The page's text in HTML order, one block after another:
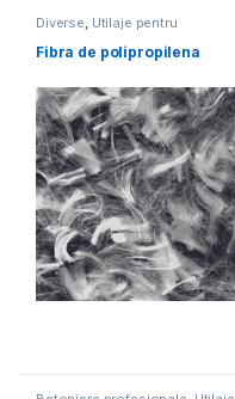
Diverse, Utilaje pentru
construcții
Fibra de polipropilena